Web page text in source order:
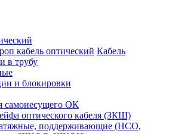
кабель оптический Кабель
в трубу
и блокировки
самонесущего ОК
оптического кабеля (ЗКШ)
поддерживающие (НСО,